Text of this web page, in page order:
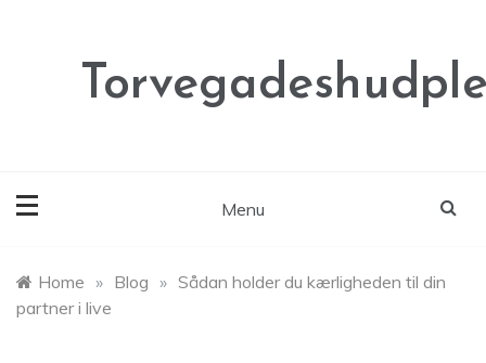
Menu
Home » Blog » Sådan holder du kærligheden til din
partner i live